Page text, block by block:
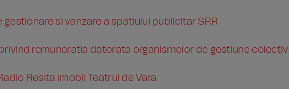
gestionare si vanzare a spatiului publicitar SRR
remuneratia datorata organismelor de gestiune
Resita imobil Teatrul de Vara